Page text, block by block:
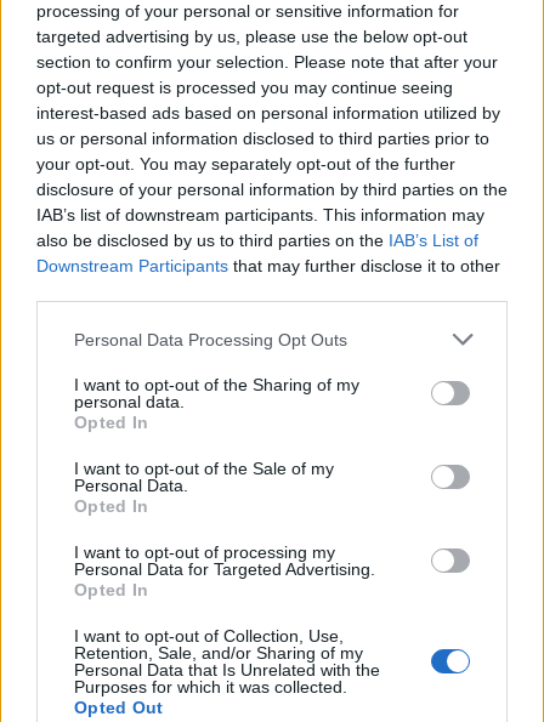
processing of your personal or sensitive information for
targeted advertising by us, please use the below opt-out
section to confirm your selection. Please note that after your
opt-out request is processed you may continue seeing
interest-based ads based on personal information utilized by
us or personal information disclosed to third parties prior to
your opt-out. You may separately opt-out of the further
disclosure of your personal information by third parties on the
IAB’s list of downstream participants. This information may
also be disclosed by us to third parties on the IAB’s List of
Downstream Participants that may further disclose it to other
Please note that this website/app uses one or more Google
not limited to your visit or usage behaviour. You may click to
grant or deny consent to Google and its third-party tags to
use your data for below specified purposes in below Google
consent section.
Personal Data Processing Opt Outs
I want to opt-out of the Sharing of my
personal data.
Opted In
I want to opt-out of the Sale of my
Personal Data.
Opted In
I want to opt-out of processing my
Personal Data for Targeted Advertising.
Opted In
I want to opt-out of Collection, Use,
Retention, Sale, and/or Sharing of my
Personal Data that Is Unrelated with the
Purposes for which it was collected.
Opted Out
Από τα Τέμπη στις Ακροδεξιές παραφυάδες
NEWSROOM
Το νέο κεφάλαιο της Καρυστιανού
Σε δίλημμα πρόεδρος! Διαγραφή ή «απομάκρυνση»
ΑΝΑΡΤΗΘΗΚΕ ΑΠΟNEWSROOM 23 ΔΕΚΕΜΒΡΊΟΥ 2025
διαφορετικές «γραμμές» που βγαίνουν ανοιχτά προς τα έξω,
έχουν φέρει…